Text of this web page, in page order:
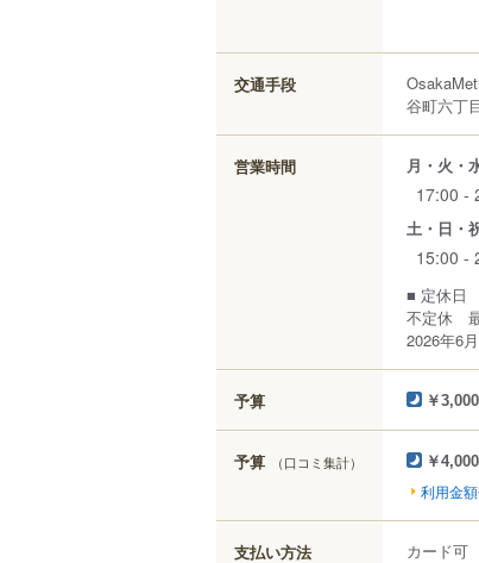
交通手段
谷町六丁
営業時間 月・火・
17:00 -
土・日・
15:00 -
■ 定休日
不定休
2026年6
予算 ￥
予算 （口コミ集計） ￥
利用金
支払い方法 カード可